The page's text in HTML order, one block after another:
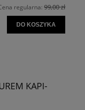
regularna: 99,00 zł
DO KOSZYKA
KAPI-